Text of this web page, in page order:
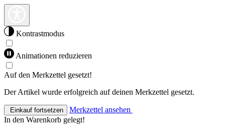
Kontrastmodus
Animationen reduzieren
Auf den Merkzettel gesetzt!
Der Artikel wurde erfolgreich auf deinen Merkzettel gesetzt.
Einkauf fortsetzen
Merkzettel ansehen
In den Warenkorb gelegt!